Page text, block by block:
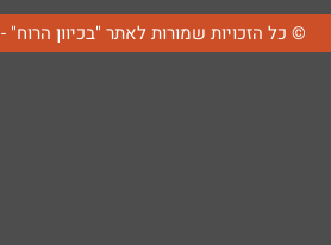
© כל הזכויות שמורות לאתר "בכיוון הרוח" - 2011 טל: 050-8517840